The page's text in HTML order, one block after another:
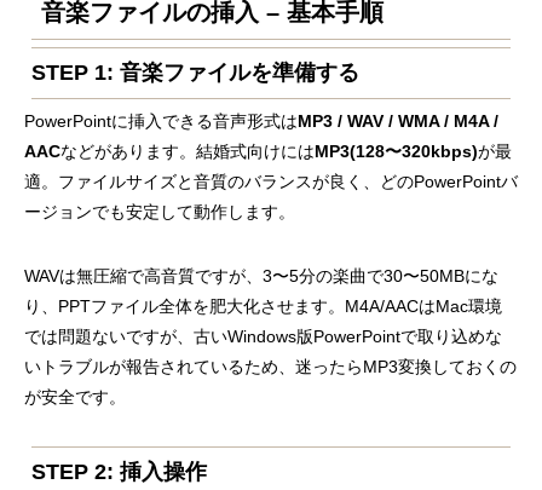
音楽ファイルの挿入 – 基本手順
STEP 1: 音楽ファイルを準備する
PowerPointに挿入できる音声形式はMP3 / WAV / WMA / M4A /
AACなどがあります。結婚式向けにはMP3(128〜320kbps)が最
適。ファイルサイズと音質のバランスが良く、どのPowerPointバ
ージョンでも安定して動作します。
WAVは無圧縮で高音質ですが、3〜5分の楽曲で30〜50MBにな
り、PPTファイル全体を肥大化させます。M4A/AACはMac環境
では問題ないですが、古いWindows版PowerPointで取り込めな
いトラブルが報告されているため、迷ったらMP3変換しておくの
が安全です。
STEP 2: 挿入操作